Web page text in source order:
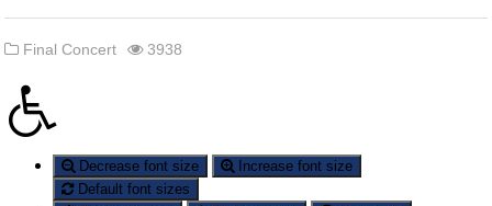
Final Concert 3938
Decrease font size
Increase font size
Default font sizes